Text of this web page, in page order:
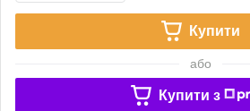
Купити
або
Купити з